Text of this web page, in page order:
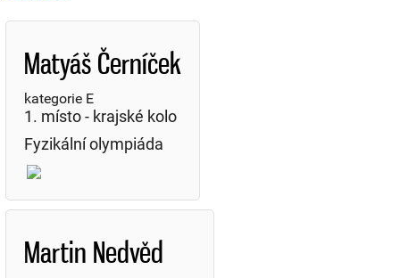
Matyáš Černíček
kategorie E
1. místo - krajské kolo
Fyzikální olympiáda
Martin Nedvěd